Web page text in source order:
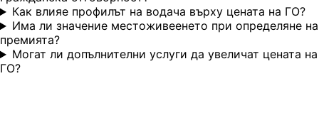
Как влияе профилът на водача върху цената на ГО?
Има ли значение местоживеенето при определяне на
премията?
Могат ли допълнителни услуги да увеличат цената на
ГО?